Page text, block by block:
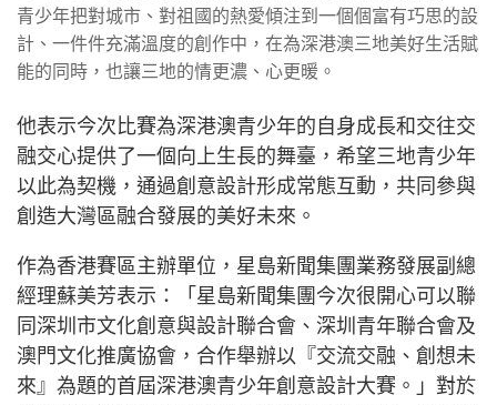
青少年把對城市、對祖國的熱愛傾注到一個個富有巧思的設
計、一件件充滿溫度的創作中，在為深港澳三地美好生活賦
能的同時，也讓三地的情更濃、心更暖。
他表示今次比賽為深港澳青少年的自身成長和交往交
融交心提供了一個向上生長的舞臺，希望三地青少年
以此為契機，通過創意設計形成常態互動，共同參與
創造大灣區融合發展的美好未來。
作為香港賽區主辦單位，星島新聞集團業務發展副總
經理蘇美芳表示：「星島新聞集團今次很開心可以聯
同深圳市文化創意與設計聯合會、深圳青年聯合會及
澳門文化推廣協會，合作舉辦以『交流交融、創想未
來』為題的首屆深港澳青少年創意設計大賽。」對於